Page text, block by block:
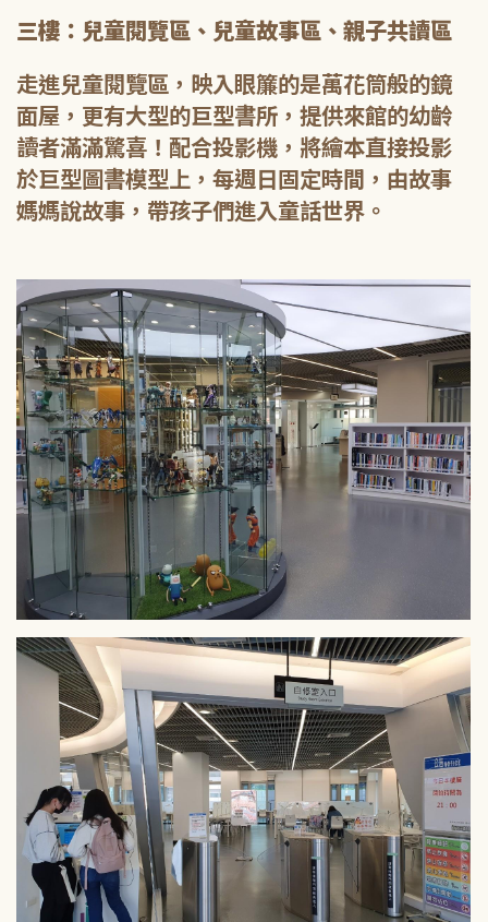
三樓：兒童閱覽區、兒童故事區、親子共讀區
走進兒童閱覽區，映入眼簾的是萬花筒般的鏡
面屋，更有大型的巨型書所，提供來館的幼齡
讀者滿滿驚喜！配合投影機，將繪本直接投影
於巨型圖書模型上，每週日固定時間，由故事
媽媽說故事，帶孩子們進入童話世界。